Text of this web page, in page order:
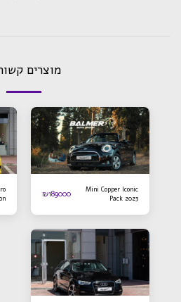
מוצרים
Mini Copper Iconic
Pack 2023
₪189000